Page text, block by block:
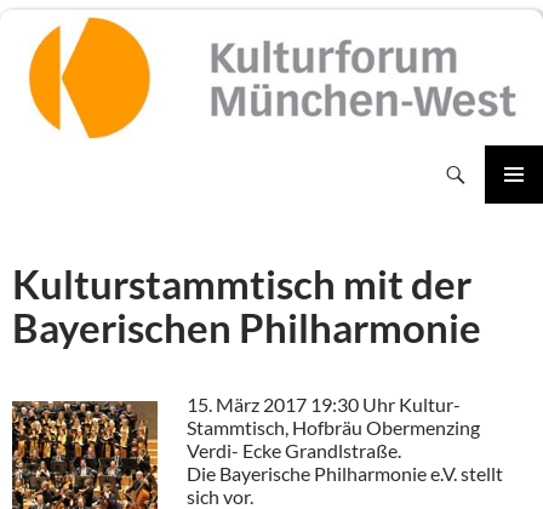
Inhalt
springen
Kulturstammtisch mit der
Bayerischen Philharmonie
15. März 2017 19:30 Uhr Kultur-
Stammtisch, Hofbräu Obermenzing
Verdi- Ecke Grandlstraße.
Die Bayerische Philharmonie e.V. stellt
sich vor.